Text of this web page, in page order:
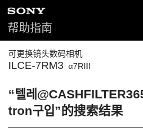
帮助指南
可更换镜头数码相机
ILCE-7RM3 α7RIII
“텔레
tron구입”的搜索结果